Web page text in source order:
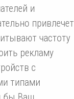
и
привлечет
частоту
рекламу
с
типами